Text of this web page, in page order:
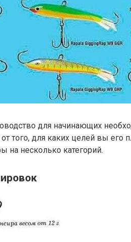
для начинающих
того, для каких целей вы его
на несколько категорий.